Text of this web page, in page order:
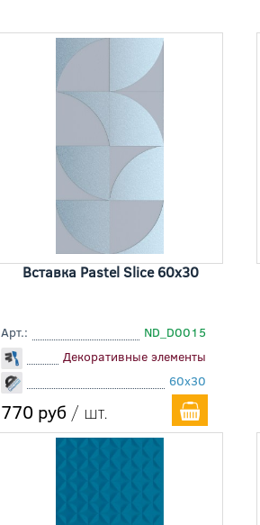
Вставка Pastel Slice 60x30
Арт.:
ND_D0015
Декоративные элементы
60x30
770 руб / шт.